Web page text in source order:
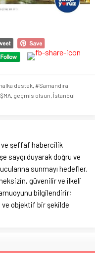
destek, #Samandıra
, geçmis olsun, İstanbul
ve şeffaf habercilik
saygı duyarak doğru ve
sunmayı hedefler.
güvenilir ve ilkeli
bilgilendirir;
ve objektif bir şekilde